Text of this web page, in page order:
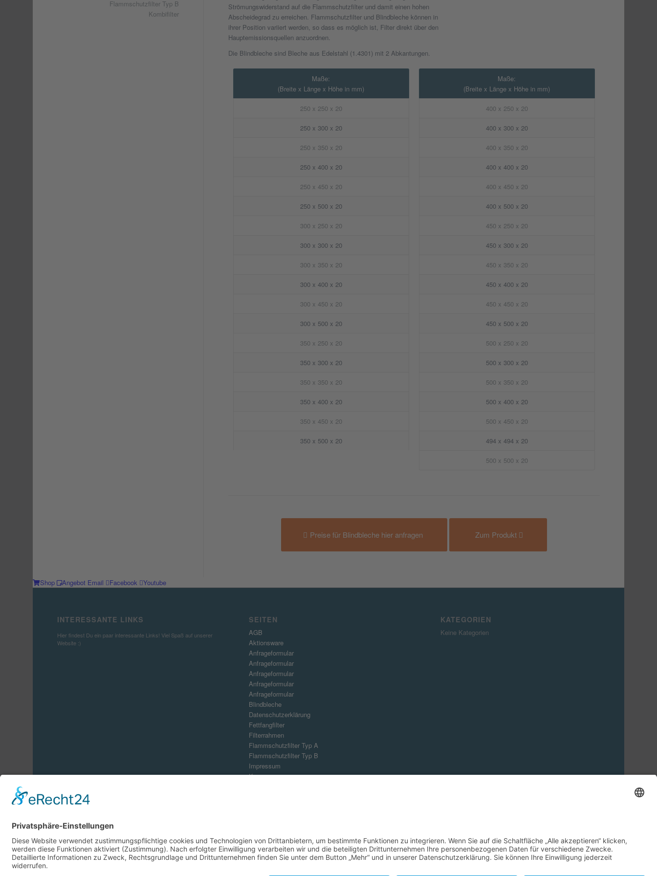
Strömungswiderstand auf die Flammschutzfilter und damit einen hohen
Abscheidegrad zu erreichen. Flammschutzfilter und Blindbleche können in
ihrer Position variiert werden, so dass es möglich ist, Filter direkt über den
Hauptemissionsquellen anzuordnen.
Die Blindbleche sind Bleche aus Edelstahl (1.4301) mit 2 Abkantungen.
Maße:
(Breite x Länge x Höhe in mm)
250 x 250 x 20
250 x 300 x 20
250 x 350 x 20
250 x 400 x 20
250 x 450 x 20
250 x 500 x 20
300 x 250 x 20
300 x 300 x 20
300 x 350 x 20
300 x 400 x 20
300 x 450 x 20
300 x 500 x 20
350 x 250 x 20
350 x 300 x 20
350 x 350 x 20
350 x 400 x 20
350 x 450 x 20
350 x 500 x 20
Maße:
(Breite x Länge x Höhe in mm)
400 x 250 x 20
400 x 300 x 20
400 x 350 x 20
400 x 400 x 20
400 x 450 x 20
400 x 500 x 20
450 x 250 x 20
450 x 300 x 20
450 x 350 x 20
450 x 400 x 20
450 x 450 x 20
450 x 500 x 20
500 x 250 x 20
500 x 300 x 20
500 x 350 x 20
500 x 400 x 20
500 x 450 x 20
494 x 494 x 20
500 x 500 x 20
Preise für Blindbleche hier anfragen Zum Produkt
Flammschutzfilter Typ B
Kombifilter
Shop Angebot Email Facebook Youtube
INTERESSANTE LINKS
Hier findest Du ein paar interessante Links! Viel Spaß auf unserer
Website :)
SEITEN
AGB
Aktionsware
Anfrageformular
Anfrageformular
Anfrageformular
Anfrageformular
Anfrageformular
Blindbleche
Datenschutzerklärung
Fettfangfilter
Filterrahmen
Flammschutzfilter Typ A
Flammschutzfilter Typ B
Impressum
Kasse
Shop
Startseite
Warenkorb
KATEGORIEN
Keine Kategorien